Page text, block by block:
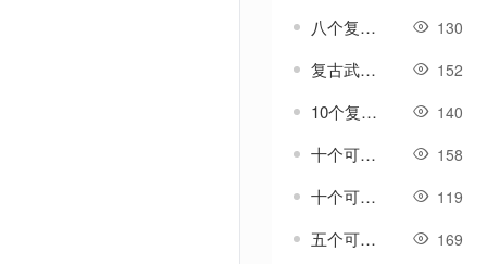
八个复古精美首饰特效框体素材 130
复古武器可进阶版武器素材 152
10个复古传奇盾牌素材-内外观齐全 140
十个可进阶升级型符文素材-第一套 158
十个可进阶升级型符文素材-第二套 119
五个可进阶升级型符文素材-第三套 169